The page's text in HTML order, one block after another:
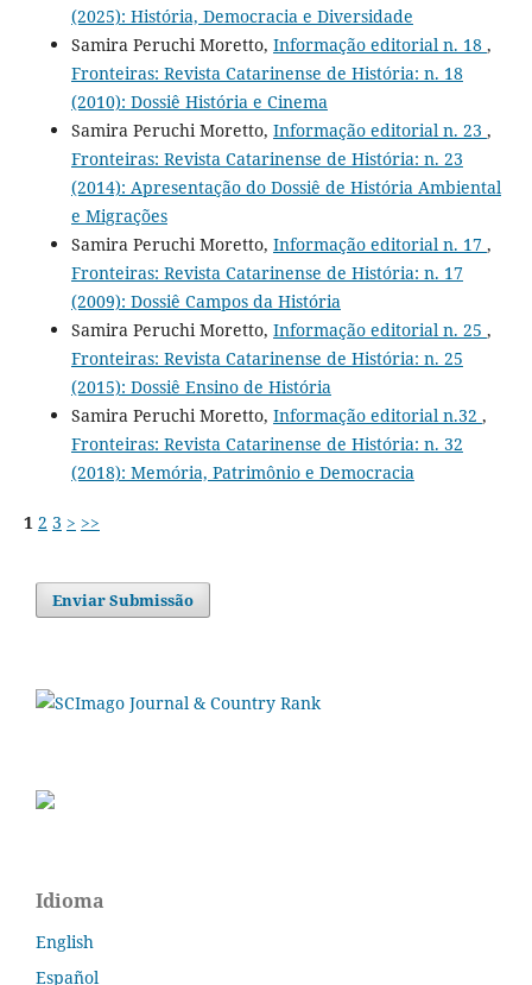
(2025): História, Democracia e Diversidade
Samira Peruchi Moretto, Informação editorial n. 18 ,
Fronteiras: Revista Catarinense de História: n. 18
(2010): Dossiê História e Cinema
Samira Peruchi Moretto, Informação editorial n. 23 ,
Fronteiras: Revista Catarinense de História: n. 23
(2014): Apresentação do Dossiê de História Ambiental
e Migrações
Samira Peruchi Moretto, Informação editorial n. 17 ,
Fronteiras: Revista Catarinense de História: n. 17
(2009): Dossiê Campos da História
Samira Peruchi Moretto, Informação editorial n. 25 ,
Fronteiras: Revista Catarinense de História: n. 25
(2015): Dossiê Ensino de História
Samira Peruchi Moretto, Informação editorial n.32 ,
Fronteiras: Revista Catarinense de História: n. 32
(2018): Memória, Patrimônio e Democracia
1 2 3 > >>
Enviar Submissão
Idioma
English
Español